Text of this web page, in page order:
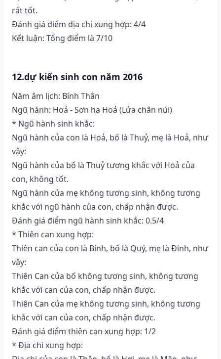
rất tốt.
Đánh giá điểm địa chi xung hợp: 4/4
Kết luận: Tổng điểm là 7/10
12.dự kiến sinh con năm 2016
Năm âm lịch: Bính Thân
Ngũ hành: Hoả - Sơn hạ Hoả (Lửa chân núi)
* Ngũ hành sinh khắc:
Ngũ hành của con là Hoả, bố là Thuỷ, mẹ là Hoả, như
vậy:
Ngũ hành của bố là Thuỷ tương khắc với Hoả của
con, không tốt.
Ngũ hành của mẹ không tương sinh, không tương
khắc với ngũ hành của con, chấp nhận được.
Đánh giá điểm ngũ hành sinh khắc: 0.5/4
* Thiên can xung hợp:
Thiên can của con là Bính, bố là Quý, mẹ là Đinh, như
vậy:
Thiên Can của bố không tương sinh, không tương
khắc với can của con, chấp nhận được.
Thiên Can của mẹ không tương sinh, không tương
khắc với can của con, chấp nhận được.
Đánh giá điểm thiên can xung hợp: 1/2
* Địa chi xung hợp: